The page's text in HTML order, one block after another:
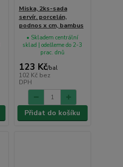
Miska, 2ks-sada
servír. porcelán,
podnos x cm, bambus
123 Kč/bal
102 Kč bez
DPH
• Skladem centrální
sklad | odešleme do 2-3
prac. dnů
Přidat do košíku